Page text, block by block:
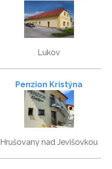
Lukov
Penzion Kristýna
Hrušovany nad Jevišovkou